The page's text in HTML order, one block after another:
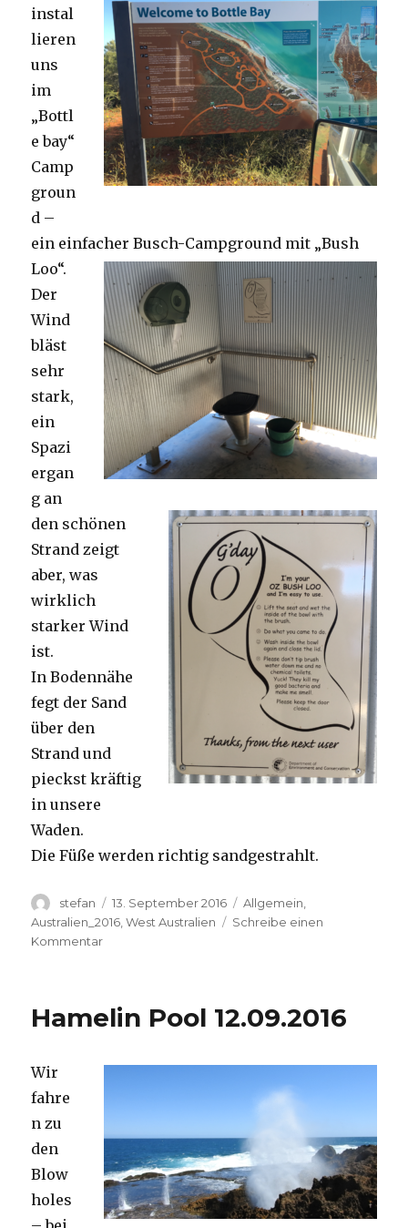
instal
lieren
uns
im
„Bottl
e bay“
Camp
groun
d –
ein einfacher Busch-Campground mit „Bush
Loo“.
Der
Wind
bläst
sehr
stark,
ein
Spazi
ergan
g an
den schönen
Strand zeigt
aber, was
wirklich
starker Wind
ist.
In Bodennähe
fegt der Sand
über den
Strand und
pieckst kräftig
in unsere
Waden.
Die Füße werden richtig sandgestrahlt.
Autor
stefan
Veröffentlicht
am
13. September 2016 Kategorien
Allgemein
Australien_2016 ,West Australien
Schreibe einen
Kommentarzu
Hamelin Pool 12.09.2016
Wir
fahre
n zu
den
Blow
holes